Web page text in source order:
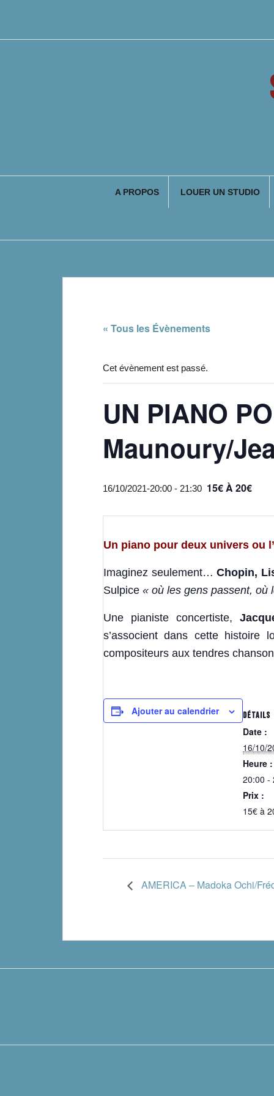
A PROPOS LOUER UN STUDIO
« Tous les Évènements
Cet évènement est passé.
UN PIANO
Maunoury/
16/10/2021-20:00 - 21:30 15€ À 20€
Un piano pour deux univers ou
Imaginez seulement…Chopin,
Sulpice « où les gens passent, où
Une pianiste concertiste,
s’associent dans cette histoire
compositeurs aux tendres
Ajouter au calendrier DÉTAILS
Date :
16/10/
Heure :
20:00 -
Prix :
15€ à
AMERICA – Madoka Ochi/